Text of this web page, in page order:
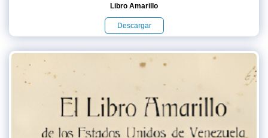
Libro Amarillo
Descargar